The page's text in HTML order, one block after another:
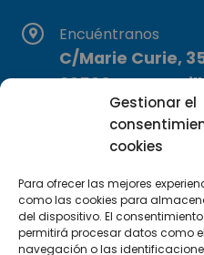
Gestionar el
cookies
Para ofrecer las mejores
como las cookies para
del dispositivo. El
permitirá procesar datos como
navegación o las
Encuéntranos
C/Marie Curie,
29590
Suscríbete a